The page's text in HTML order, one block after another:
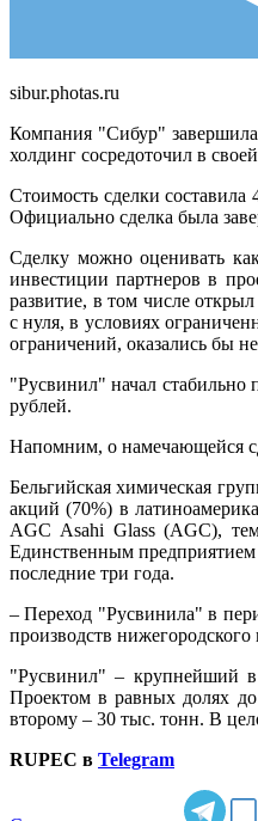
sibur.photas.ru
Компания "Сибур"
холдинг сосредоточил в
Стоимость сделки
Официально сделка была
Сделку можно оценивать
инвестиции партнеров в
развитие, в том числе
с нуля, в условиях
ограничений, оказались бы
"Русвинил" начал стабильно
рублей.
Напомним, о намечающейся
Бельгийская химическая
акций (70%) в
AGC Asahi Glass (AGC),
Единственным
последние три года.
– Переход "Русвинила" в
производств
"Русвинил" – крупнейший в
Проектом в равных долях
второму – 30 тыс. тонн. В
RUPEC в Telegram